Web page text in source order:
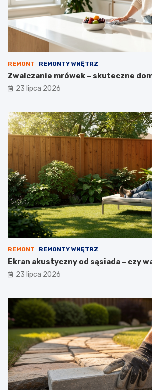
REMONT REMONTY WNĘTRZ
Zwalczanie mrówek – skuteczne
23 lipca 2026
REMONT REMONTY WNĘTRZ
Ekran akustyczny od sąsiada – czy
23 lipca 2026